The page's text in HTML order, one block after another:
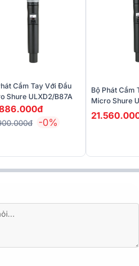
phẩm Micro Shure
Cầm Tay Với Đầu
Shure ULXD2/B87A
-0%
Bộ Phát Cầm
Micro Shure